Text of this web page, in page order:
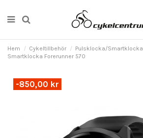
Hem Cykeltillbehör Pulsklocka/Smartklocka
Smartklocka Forerunner 570
-850,00 kr